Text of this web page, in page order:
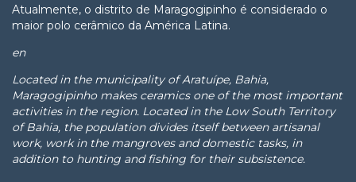
Atualmente, o distrito de Maragogipinho é considerado o
maior polo cerâmico da América Latina.
en
Located in the municipality of Aratuípe, Bahia,
Maragogipinho makes ceramics one of the most important
activities in the region. Located in the Low South Territory
of Bahia, the population divides itself between artisanal
work, work in the mangroves and domestic tasks, in
addition to hunting and fishing for their subsistence.